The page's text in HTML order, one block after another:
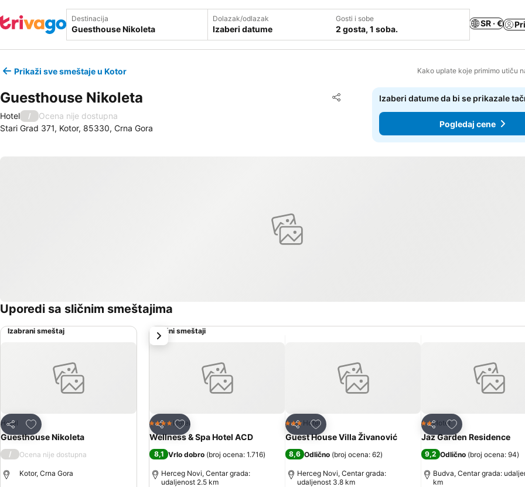
Destinacija Dolazak/odlazak
Izaberi datume
Gosti i sobe
2 gosta, 1 soba.
SR · €
Prikaži sve smeštaje u Kotor Kako uplate koje primimo utiču
Guesthouse Nikoleta Deli
Dodati u favorite
Hotel /
Ocena nije dostupna
Stari Grad 371, Kotor, 85330, Crna Gora
Izaberi datume da bi se prikazale
Pogledaj cene
Uporedi sa sličnim smeštajima
Izabrani smeštaj
Deli
Dodati u favorite
Hotel
Guesthouse Nikoleta
/ Ocena nije dostupna
Kotor, Crna Gora
Slični smeštaji
Deli
Dodati u favorite
4 Zvezdice
Hotel
Wellness & Spa Hotel ACD
8,1 Vrlo dobro (broj ocena: 1.716)
Herceg Novi, Centar grada:
udaljenost 2.5 km
Deli
Dodati u favorite
3 Zvezdice
Hotel
Guest House Villa Živanović
8,6 Odlično (broj ocena: 62)
Herceg Novi, Centar grada:
udaljenost 3.8 km
Deli
Dodati u favorite
2 Zvezdice
Hotel
Jaz Garden Residence
9,2 Odlično (broj ocena: 94)
Budva, Centar grada:
km
sledeće